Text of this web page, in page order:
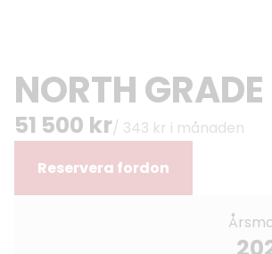
NORTH
51 500 kr/ 343 kr i månaden
Reservera fordon